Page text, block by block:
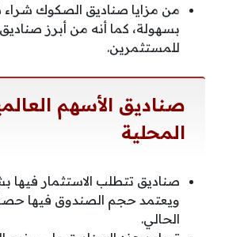
من مزايا صناديق الصكوك شراء
بسهولة، كما أنه من أبرز صناديق
للمستثمرين.
صناديق الأسهم
المحلية
صناديق تتطلب الاستثمار فيها
ويعتمد حجم الصندوق فيها
الحالي.